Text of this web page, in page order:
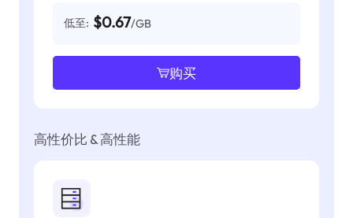
低至: $0.67/GB
购买
高性价比 & 高性能